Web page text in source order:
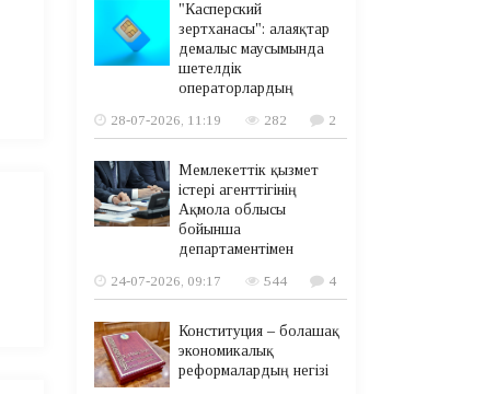
"Касперский
зертханасы": алаяқтар
демалыс маусымында
шетелдік
операторлардың
28-07-2026, 11:19
282 2
Мемлекеттік қызмет
істері агенттігінің
Ақмола облысы
бойынша
департаментімен
24-07-2026, 09:17
544 4
Конституция – болашақ
экономикалық
реформалардың негізі